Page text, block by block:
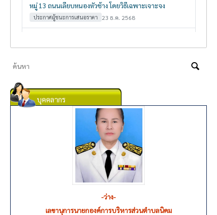
บุคคลากร
-ว่าง-
เลขานุการนายกองค์การบริหารส่วนตำบลนิคม